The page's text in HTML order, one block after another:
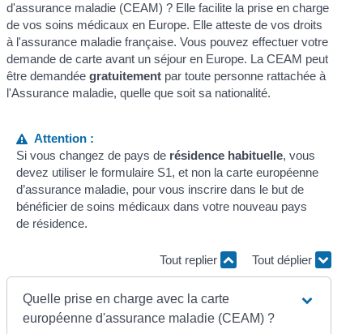
d'assurance maladie (CEAM) ? Elle facilite la prise en charge
de vos soins médicaux en Europe. Elle atteste de vos droits
à l'assurance maladie française. Vous pouvez effectuer votre
demande de carte avant un séjour en Europe. La CEAM peut
être demandéegratuitement par toute personne rattachée à
l'Assurance maladie, quelle que soit sa nationalité.
Attention :
Si vous changez de pays de résidence habituelle, vous
devez utiliser le formulaire S1, et non la carte européenne
d’assurance maladie, pour vous inscrire dans le but de
bénéficier de soins médicaux dans votre nouveau pays
de résidence.
Tout replier Tout déplier
Quelle prise en charge avec la carte
européenne d'assurance maladie (CEAM) ?